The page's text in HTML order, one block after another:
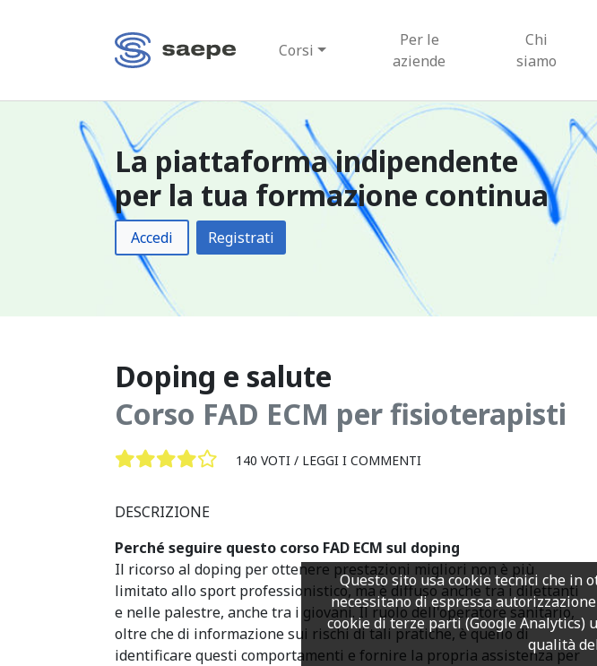
Corsi
Per le
aziende
Chi
siamo
La piattaforma indipendente
per la tua formazione continua
Accedi Registrati
Doping e salute
Corso FAD ECM per fisioterapisti
140 VOTI / LEGGI I COMMENTI
DESCRIZIONE
Perché seguire questo corso FAD ECM sul doping
Il ricorso al doping per ottenere prestazioni migliori non è più
limitato allo sport professionistico, ma è diffuso anche tra i dilettanti
e nelle palestre, anche tra i giovani. Il ruolo dell'operatore sanitario,
oltre che di informazione sui rischi di tali pratiche, è quello di
identificare questi comportamenti e fornire la propria assistenza per
Questo sito usa cookie tecnici che in
necessitano di espressa
cookie di terze parti (Google
qualità